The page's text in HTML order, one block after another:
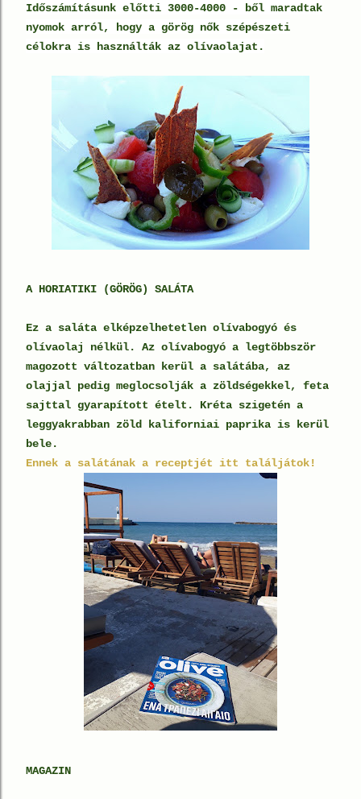
Időszámításunk előtti 3000-4000 - ből maradtak
nyomok arról, hogy a görög nők szépészeti
célokra is használták az olívaolajat.
A HORIATIKI (GÖRÖG) SALÁTA
Ez a saláta elképzelhetetlen olívabogyó és
olívaolaj nélkül. Az olívabogyó a legtöbbször
magozott változatban kerül a salátába, az
olajjal pedig meglocsolják a zöldségekkel, feta
sajttal gyarapított ételt. Kréta szigetén a
leggyakrabban zöld kaliforniai paprika is kerül
bele.
Ennek a salátának a receptjét itt találjátok!
MAGAZIN